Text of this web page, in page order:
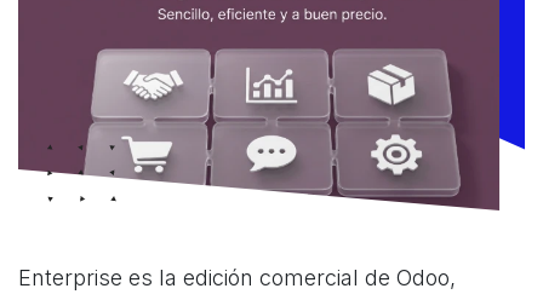
Enterprise es la edición comercial de Odoo,